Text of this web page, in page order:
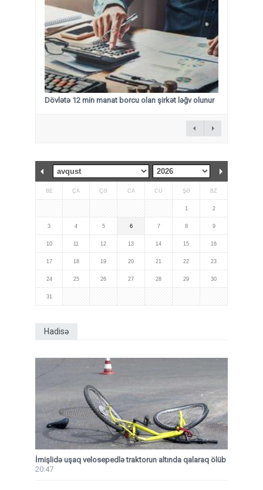
Dövlətə 12 min manat borcu olan şirkət ləğv olunur
BE ÇA ÇƏ CA CÜ ŞƏ BZ
1 2
3 4 5 6 7 8 9
10 11 12 13 14 15 16
17 18 19 20 21 22 23
24 25 26 27 28 29 30
31
Hadisə
İmişlidə uşaq velosepedlə traktorun altında qalaraq ölüb
20:47